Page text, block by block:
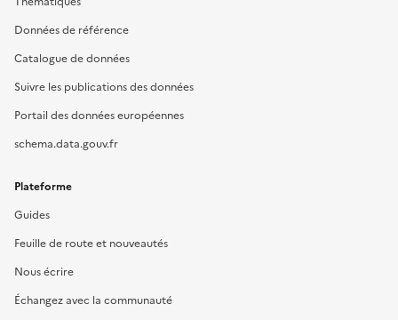
Données de référence
Catalogue de données
Suivre les publications des données
Portail des données européennes
schema.data.gouv.fr
Plateforme
Guides
Feuille de route et nouveautés
Nous écrire
Échangez avec la communauté